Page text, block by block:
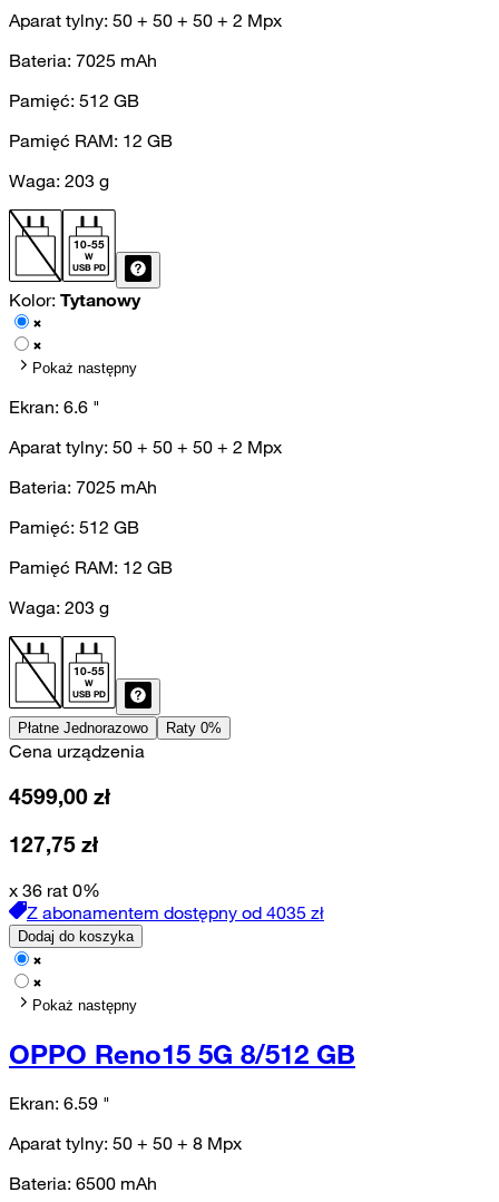
Aparat tylny: 50 + 50 + 50 + 2 Mpx
Bateria: 7025 mAh
Pamięć: 512 GB
Pamięć RAM: 12 GB
Waga: 203 g
10-55
W
USB PD
Kolor: Tytanowy
Pokaż następny
Ekran: 6.6 "
Aparat tylny: 50 + 50 + 50 + 2 Mpx
Bateria: 7025 mAh
Pamięć: 512 GB
Pamięć RAM: 12 GB
Waga: 203 g
10-55
W
USB PD
Płatne Jednorazowo Raty 0%
Cena urządzenia
4599,00 zł
127,75 zł
x 36 rat 0%
Z abonamentem dostępny od 4035 zł
Dodaj do koszyka
Pokaż następny
OPPO Reno15 5G 8/512 GB
Ekran: 6.59 "
Aparat tylny: 50 + 50 + 8 Mpx
Bateria: 6500 mAh